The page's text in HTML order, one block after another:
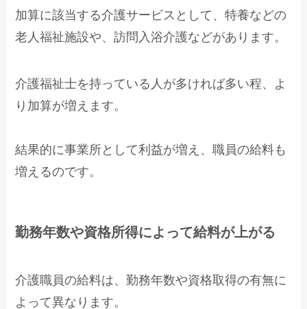
加算に該当する介護サービスとして、特養などの
老人福祉施設や、訪問入浴介護などがあります。
介護福祉士を持っている人が多ければ多い程、よ
り加算が増えます。
結果的に事業所として利益が増え、職員の給料も
増えるのです。
勤務年数や資格所得によって給料が上がる
介護職員の給料は、勤務年数や資格取得の有無に
よって異なります。